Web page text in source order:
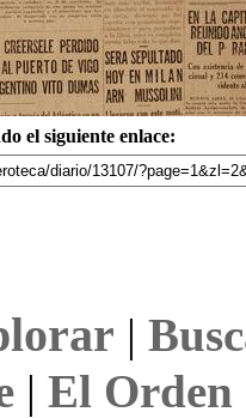
el siguiente enlace:
|
| El Orden